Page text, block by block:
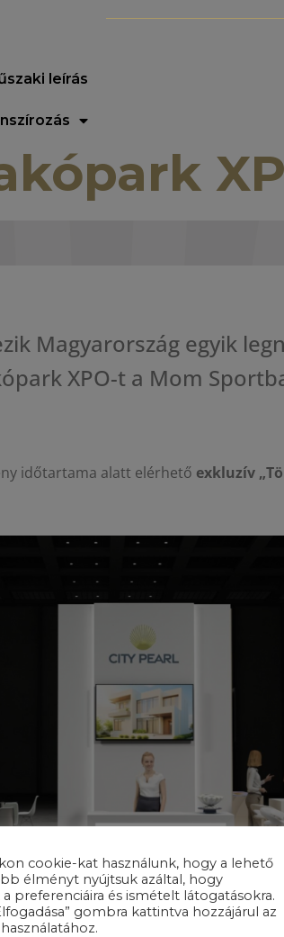
leírás
Magyarország egyik
XPO-t a Mom
időtartama alatt elérhető exkluzív
cookie-kat használunk, hogy a lehető
élményt nyújtsuk azáltal, hogy
preferenciáira és ismételt látogatásokra.
gombra kattintva hozzájárul az